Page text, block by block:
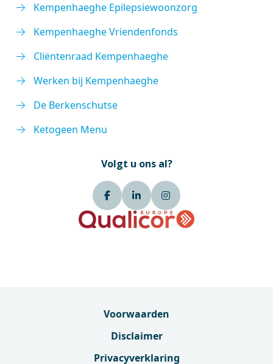
Kempenhaeghe Epilepsiewoonzorg
Kempenhaeghe Vriendenfonds
Cliëntenraad Kempenhaeghe
Werken bij Kempenhaeghe
De Berkenschutse
Ketogeen Menu
Volgt u ons al?
Voorwaarden
Disclaimer
Privacyverklaring